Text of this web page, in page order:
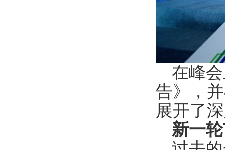
在峰
告》，
展开了
新一